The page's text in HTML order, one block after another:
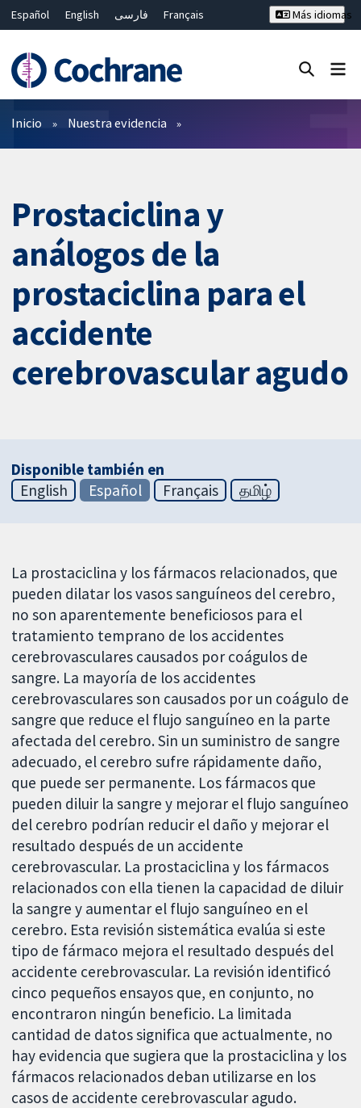
Español English فارسی
Français
Bahasa Malaysia
ไทย 繁體中文
Más idiomas
Filtros
Inicio Nuestra evidencia
Prostaciclina y
análogos de la
prostaciclina para el
accidente
cerebrovascular agudo
Disponible también en
English
Español Français தமிழ்
La prostaciclina y los fármacos relacionados, que
pueden dilatar los vasos sanguíneos del cerebro,
no son aparentemente beneficiosos para el
tratamiento temprano de los accidentes
cerebrovasculares causados por coágulos de
sangre. La mayoría de los accidentes
cerebrovasculares son causados por un coágulo de
sangre que reduce el flujo sanguíneo en la parte
afectada del cerebro. Sin un suministro de sangre
adecuado, el cerebro sufre rápidamente daño,
que puede ser permanente. Los fármacos que
pueden diluir la sangre y mejorar el flujo sanguíneo
del cerebro podrían reducir el daño y mejorar el
resultado después de un accidente
cerebrovascular. La prostaciclina y los fármacos
relacionados con ella tienen la capacidad de diluir
la sangre y aumentar el flujo sanguíneo en el
cerebro. Esta revisión sistemática evalúa si este
tipo de fármaco mejora el resultado después del
accidente cerebrovascular. La revisión identificó
cinco pequeños ensayos que, en conjunto, no
encontraron ningún beneficio. La limitada
cantidad de datos significa que actualmente, no
hay evidencia que sugiera que la prostaciclina y los
fármacos relacionados deban utilizarse en los
casos de accidente cerebrovascular agudo.